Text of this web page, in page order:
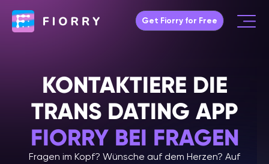
Get Fiorry for Free
Main
KONTAKTIERE DIE
TRANS DATING APP
FIORRY BEI FRAGEN
Fragen im Kopf? Wünsche auf dem Herzen? Auf